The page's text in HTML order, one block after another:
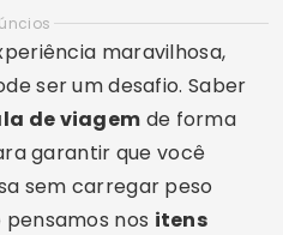
maravilhosa,
ser um desafio. Saber
de viagem de forma
garantir que você
sem carregar peso
nos itens